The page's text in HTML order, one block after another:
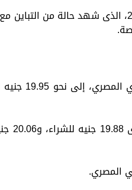
تستعرض «الزمان» سعر اليورو اليوم الأربعاء الموافق 8-6-2022، الذى
بينما
المصري.